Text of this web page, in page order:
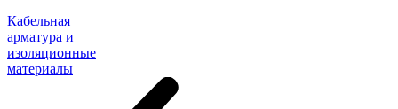
Кабельная
арматура и
изоляционные
материалы